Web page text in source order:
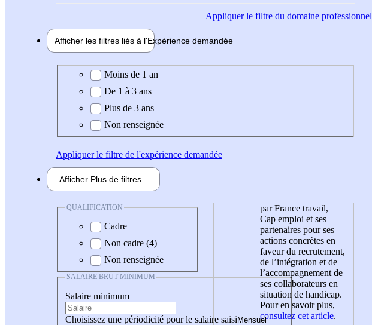
Appliquerle filtre du domaine professionnel
Afficher les filtres liés à l'Expérience demandée
Expérience demandée
Moins de 1 an
De 1 à 3 ans
Plus de 3 ans
Non renseignée
Appliquerle filtre de l'expérience demandée
Afficher Plus de filtres
QUALIFICATION
Cadre
Non cadre (4)
Non renseignée
SALAIRE BRUT MINIMUM
Salaire minimum
Choisissez une périodicité pour le salaire saisi
par France travail,
Cap emploi et ses
partenaires pour ses
actions concrètes en
faveur du recrutement,
de l’intégration et de
l’accompagnement de
ses collaborateurs en
situation de handicap.
Pour en savoir plus,
consultez cet article.